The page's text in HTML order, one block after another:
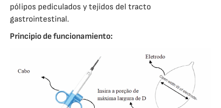
pólipos pediculados y tejidos del tracto
gastrointestinal.
Principio de funcionamiento: